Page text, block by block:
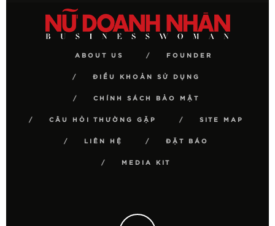
ABOUT US FOUNDER
ĐIỀU KHOẢN SỬ DỤNG
CHÍNH SÁCH BẢO MẬT
CÂU HỎI THƯỜNG GẶP SITE MAP
LIÊN HỆ ĐẶT BÁO
MEDIA KIT